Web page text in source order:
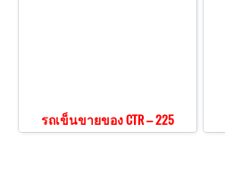
รถเข็นขายของ CTR – 225